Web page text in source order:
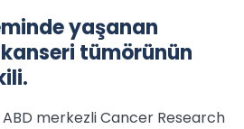
yaşanan
tümörünün
ABD merkezli Cancer Research